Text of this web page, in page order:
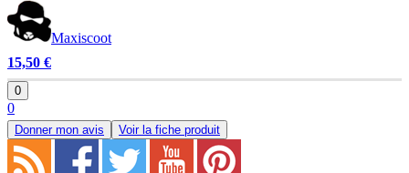
Maxiscoot
15,50 €
0
0
Donner mon avis Voir la fiche produit